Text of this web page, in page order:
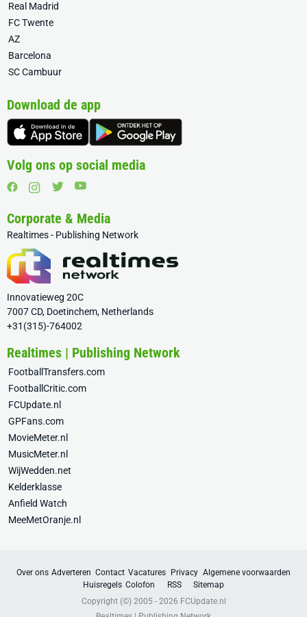
Real Madrid
FC Twente
AZ
Barcelona
SC Cambuur
Download de app
Volg ons op social media
Corporate & Media
Realtimes - Publishing Network
Innovatieweg 20C
7007 CD, Doetinchem, Netherlands
+31(315)-764002
Realtimes | Publishing Network
FootballTransfers.com
FootballCritic.com
FCUpdate.nl
GPFans.com
MovieMeter.nl
MusicMeter.nl
WijWedden.net
Kelderklasse
Anfield Watch
MeeMetOranje.nl
Over ons Adverteren Contact Vacatures Privacy Algemene voorwaarden
Huisregels Colofon RSS
Sitemap
Copyright (©) 2005 - 2026 FCUpdate.nl